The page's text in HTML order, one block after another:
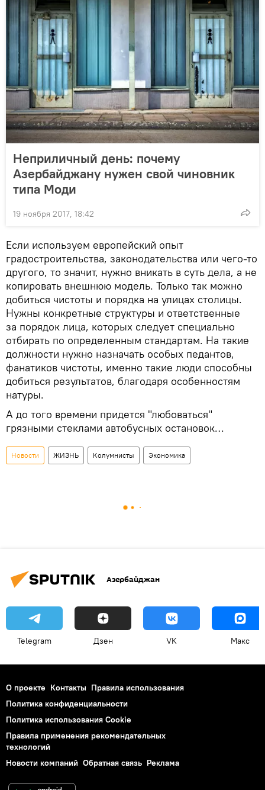
Неприличный день: почему
Азербайджану нужен свой чиновник
типа Моди
19 ноября 2017, 18:42
Если используем европейский опыт
градостроительства, законодательства или чего-то
другого, то значит, нужно вникать в суть дела, а не
копировать внешнюю модель. Только так можно
добиться чистоты и порядка на улицах столицы.
Нужны конкретные структуры и ответственные
за порядок лица, которых следует специально
отбирать по определенным стандартам. На такие
должности нужно назначать особых педантов,
фанатиков чистоты, именно такие люди способны
добиться результатов, благодаря особенностям
натуры.
А до того времени придется "любоваться"
грязными стеклами автобусных остановок…
Новости ЖИЗНЬ Колумнисты Экономика
Азербайджан
Telegram Дзен VK Макс
О проекте Контакты Правила использования
Политика конфиденциальности
Политика использования Cookie
Правила применения рекомендательных
технологий
Новости компаний Обратная связь Реклама